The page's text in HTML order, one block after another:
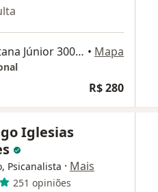
Avenida Engenheiro Santana Júnior 3000, Fortaleza • Mapa
R$ 280
Iglesias
Psicanalista · Mais
251 opiniões